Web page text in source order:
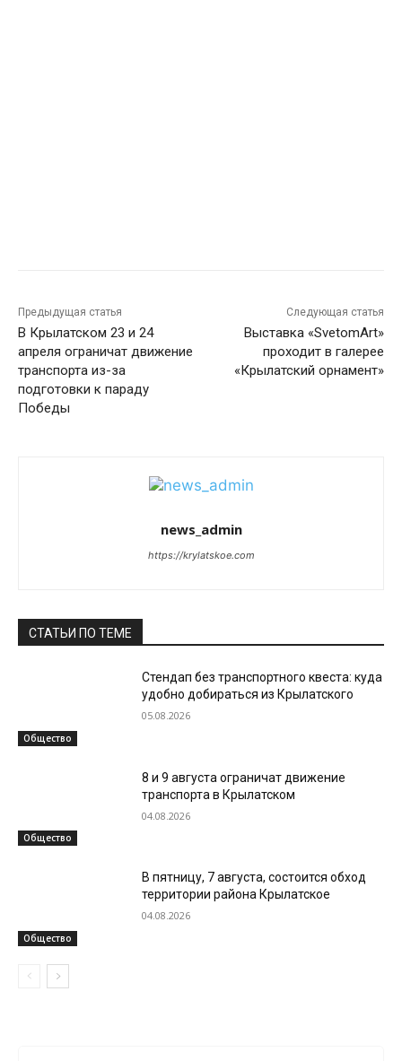
Предыдущая статья
В Крылатском 23 и 24
апреля ограничат движение
транспорта из-за
подготовки к параду
Победы
Следующая статья
Выставка «SvetomArt»
проходит в галерее
«Крылатский орнамент»
news_admin
https://krylatskoe.com
СТАТЬИ ПО ТЕМЕ
Общество
Стендап без транспортного квеста: куда
удобно добираться из Крылатского
05.08.2026
Общество
8 и 9 августа ограничат движение
транспорта в Крылатском
04.08.2026
Общество
В пятницу, 7 августа, состоится обход
территории района Крылатское
04.08.2026